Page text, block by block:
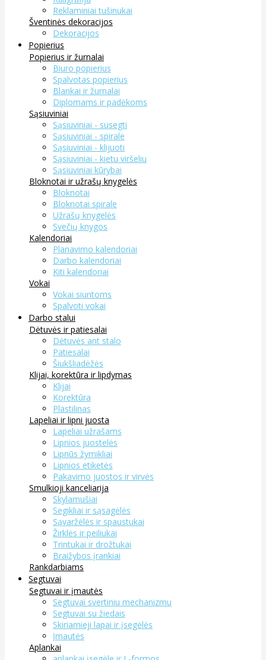
Reklaminiai tušinukai
Šventinės dekoracijos
Dekoracijos
Popierius
Popierius ir žurnalai
Biuro popierius
Spalvotas popierius
Blankai ir žurnalai
Diplomams ir padėkoms
Sąsiuviniai
Sąsiuviniai - susegti
Sąsiuviniai - spirale
Sąsiuviniai - klijuoti
Sąsiuviniai - kietu viršeliu
Sąsiuviniai kūrybai
Bloknotai ir užrašų knygelės
Bloknotai
Bloknotai spirale
Užrašų knygelės
Svečių knygos
Kalendoriai
Planavimo kalendoriai
Darbo kalendoriai
Kiti kalendoriai
Vokai
Vokai siuntoms
Spalvoti vokai
Darbo stalui
Dėtuvės ir patiesalai
Dėtuvės ant stalo
Patiesalai
Šiukšliadėžės
Klijai, korektūra ir lipdymas
Klijai
Korektūra
Plastilinas
Lapeliai ir lipni juosta
Lapeliai užrašams
Lipnios juostelės
Lipnūs žymikliai
Lipnios etiketės
Pakavimo juostos ir virvės
Smulkioji kanceliarija
Skylamušiai
Segikliai ir sąsagėlės
Sąvaržėlės ir spaustukai
Žirklės ir peiliukai
Trintukai ir drožtukai
Braižybos įrankiai
Rankdarbiams
Segtuvai
Segtuvai ir įmautės
Segtuvai svertiniu mechanizmu
Segtuvai su žiedais
Skiriamieji lapai ir įsegėlės
Įmautės
Aplankai